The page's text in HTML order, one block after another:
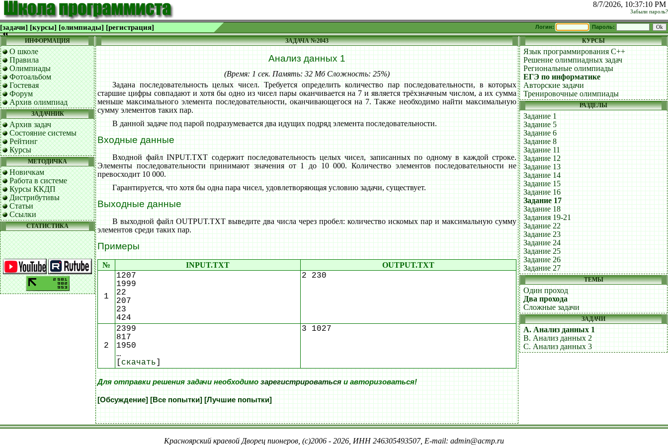
8/7/2026, 10:37:10 PM
Забыли пароль?
[задачи] [курсы] [олимпиады] [регистрация] Логин: Пароль:
ИНФОРМАЦИЯ
О школе
Правила
Олимпиады
Фотоальбом
Гостевая
Форум
Архив олимпиад
ЗАДАЧНИК
Архив задач
Состояние системы
Рейтинг
Курсы
МЕТОДИЧКА
Новичкам
Работа в системе
Курсы ККДП
Дистрибутивы
Статьи
Ссылки
СТАТИСТИКА
ЗАДАЧА №2043
Анализ данных 1
(Время: 1 сек. Память: 32 Мб Сложность: 25%)
Задана последовательность целых чисел. Требуется определить количество пар последовательности, в которых
старшие цифры совпадают и хотя бы одно из чисел пары оканчивается на 7 и является трёхзначным числом, а их сумма
меньше максимального элемента последовательности, оканчивающегося на 7. Также необходимо найти максимальную
сумму элементов таких пар.
В данной задаче под парой подразумевается два идущих подряд элемента последовательности.
Входные данные
Входной файл INPUT.TXT содержит последовательность целых чисел, записанных по одному в каждой строке.
Элементы последовательности принимают значения от 1 до 10 000. Количество элементов последовательности не
превосходит 10 000.
Гарантируется, что хотя бы одна пара чисел, удовлетворяющая условию задачи, существует.
Выходные данные
В выходной файл OUTPUT.TXT выведите два числа через пробел: количество искомых пар и максимальную сумму
элементов среди таких пар.
Примеры
№ INPUT.TXT OUTPUT.TXT
1
1207
1999
22
207
23
424
2 230
2
2399
817
1950
…
[ скачать ]
3 1027
Для отправки решения задачи необходимозарегистрироватьсяи авторизоваться!
[Обсуждение] [Все попытки] [Лучшие попытки]
КУРСЫ
Язык программирования C++
Решение олимпиадных задач
Региональные олимпиады
ЕГЭ по информатике
Авторские задачи
Тренировочные олимпиады
РАЗДЕЛЫ
Задание 1
Задание 5
Задание 6
Задание 8
Задание 11
Задание 12
Задание 13
Задание 14
Задание 15
Задание 16
Задание 17
Задание 18
Задания 19-21
Задание 22
Задание 23
Задание 24
Задание 25
Задание 26
Задание 27
ТЕМЫ
Один проход
Два прохода
Сложные задачи
ЗАДАЧИ
A. Анализ данных 1
B. Анализ данных 2
C. Анализ данных 3
Красноярский краевой Дворец пионеров, (c)2006 - 2026, ИНН 246305493507, E-mail: admin@acmp.ru